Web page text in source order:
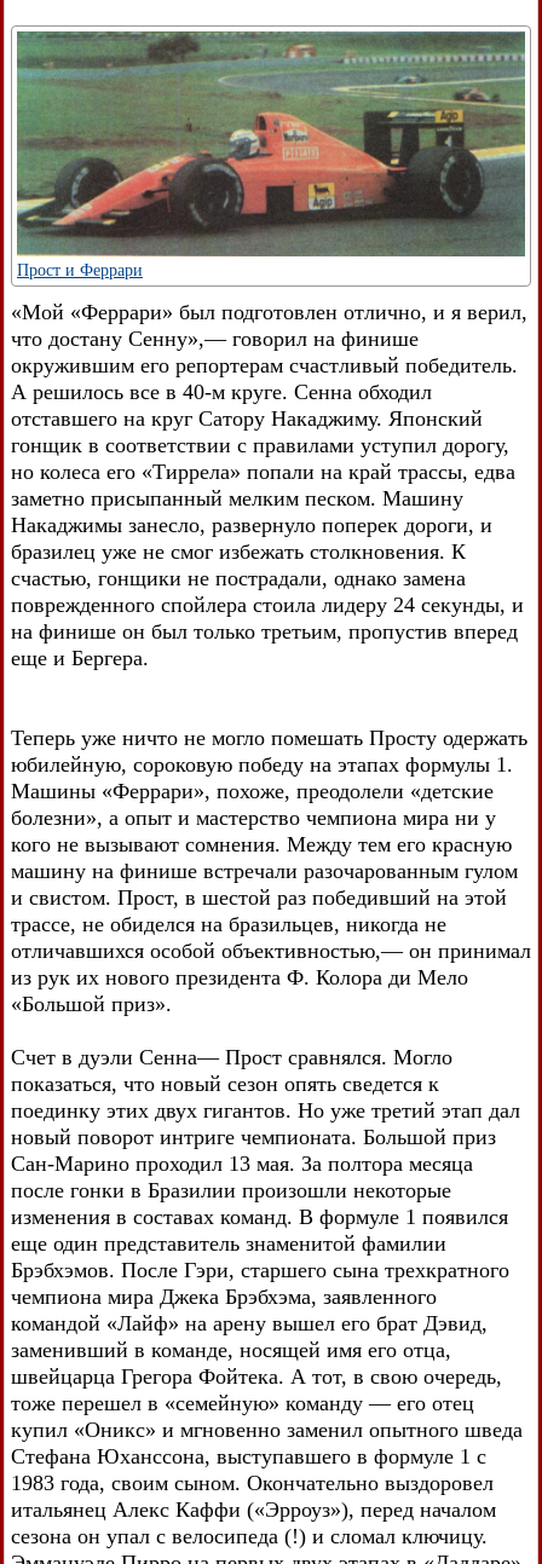
Прост и Феррари
«Мой «Феррари» был подготовлен отлично, и я верил,
что достану Сенну»,— говорил на финише
окружившим его репортерам счастливый победитель.
А решилось все в 40-м круге. Сенна обходил
отставшего на круг Сатору Накаджиму. Японский
гонщик в соответствии с правилами уступил дорогу,
но колеса его «Тиррела» попали на край трассы, едва
заметно присыпанный мелким песком. Машину
Накаджимы занесло, развернуло поперек дороги, и
бразилец уже не смог избежать столкновения. К
счастью, гонщики не пострадали, однако замена
поврежденного спойлера стоила лидеру 24 секунды, и
на финише он был только третьим, пропустив вперед
еще и Бергера.
Теперь уже ничто не могло помешать Просту одержать
юбилейную, сороковую победу на этапах формулы 1.
Машины «Феррари», похоже, преодолели «детские
болезни», а опыт и мастерство чемпиона мира ни у
кого не вызывают сомнения. Между тем его красную
машину на финише встречали разочарованным гулом
и свистом. Прост, в шестой раз победивший на этой
трассе, не обиделся на бразильцев, никогда не
отличавшихся особой объективностью,— он принимал
из рук их нового президента Ф. Колора ди Мело
«Большой приз».
Счет в дуэли Сенна— Прост сравнялся. Могло
показаться, что новый сезон опять сведется к
поединку этих двух гигантов. Но уже третий этап дал
новый поворот интриге чемпионата. Большой приз
Сан-Марино проходил 13 мая. За полтора месяца
после гонки в Бразилии произошли некоторые
изменения в составах команд. В формуле 1 появился
еще один представитель знаменитой фамилии
Брэбхэмов. После Гэри, старшего сына трехкратного
чемпиона мира Джека Брэбхэма, заявленного
командой «Лайф» на арену вышел его брат Дэвид,
заменивший в команде, носящей имя его отца,
швейцарца Грегора Фойтека. А тот, в свою очередь,
тоже перешел в «семейную» команду — его отец
купил «Оникс» и мгновенно заменил опытного шведа
Стефана Юханссона, выступавшего в формуле 1 с
1983 года, своим сыном. Окончательно выздоровел
итальянец Алекс Каффи («Эрроуз»), перед началом
сезона он упал с велосипеда (!) и сломал ключицу.